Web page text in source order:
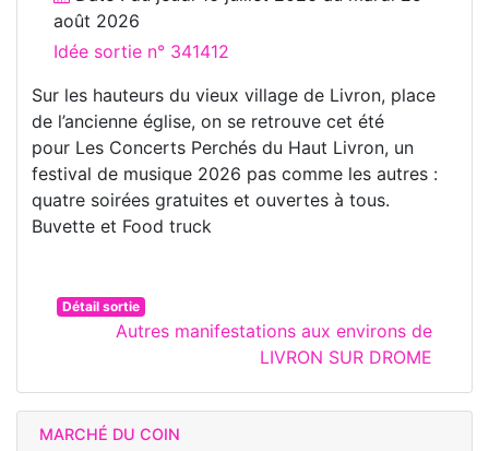
août 2026
Idée sortie n° 341412
Sur les hauteurs du vieux village de Livron, place
de l’ancienne église, on se retrouve cet été
pour Les Concerts Perchés du Haut Livron, un
festival de musique 2026 pas comme les autres :
quatre soirées gratuites et ouvertes à tous.
Buvette et Food truck
Détail sortie
Autres manifestations aux environs de
LIVRON SUR DROME
MARCHÉ DU COIN